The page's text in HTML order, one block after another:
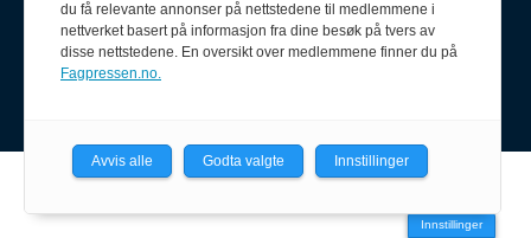
Innstillinger
du få relevante annonser på nettstedene til medlemmene i
nettverket basert på informasjon fra dine besøk på tvers av
disse nettstedene. En oversikt over medlemmene finner du på
Fagpressen.no.
Avvis alle Godta valgte Innstillinger